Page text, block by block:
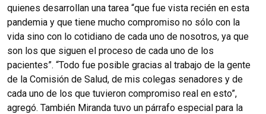
quienes desarrollan una tarea “que fue vista recién en esta
pandemia y que tiene mucho compromiso no sólo con la
vida sino con lo cotidiano de cada uno de nosotros, ya que
son los que siguen el proceso de cada uno de los
pacientes”. “Todo fue posible gracias al trabajo de la gente
de la Comisión de Salud, de mis colegas senadores y de
cada uno de los que tuvieron compromiso real en esto”,
agregó. También Miranda tuvo un párrafo especial para la